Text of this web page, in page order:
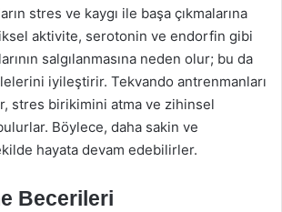
stres ve kaygı ile başa çıkmalarına
aktivite, serotonin ve endorfin gibi
salgılanmasına neden olur; bu da
iyileştirir. Tekvando antrenmanları
stres birikimini atma ve zihinsel
Böylece, daha sakin ve
hayata devam edebilirler.
Becerileri